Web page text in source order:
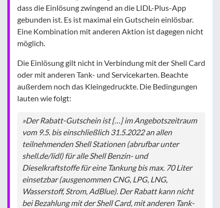
dass die Einlösung zwingend an die LIDL-Plus-App
gebunden ist. Es ist maximal ein Gutschein einlösbar.
Eine Kombination mit anderen Aktion ist dagegen nicht
möglich.
Die Einlösung gilt nicht in Verbindung mit der Shell Card
oder mit anderen Tank- und Servicekarten. Beachte
außerdem noch das Kleingedruckte. Die Bedingungen
lauten wie folgt:
»Der Rabatt-Gutschein ist […] im Angebotszeitraum
vom 9.5. bis einschließlich 31.5.2022 an allen
teilnehmenden Shell Stationen (abrufbar unter
shell.de/lidl) für alle Shell Benzin- und
Dieselkraftstoffe für eine Tankung bis max. 70 Liter
einsetzbar (ausgenommen CNG, LPG, LNG,
Wasserstoff, Strom, AdBlue). Der Rabatt kann nicht
bei Bezahlung mit der Shell Card, mit anderen Tank-